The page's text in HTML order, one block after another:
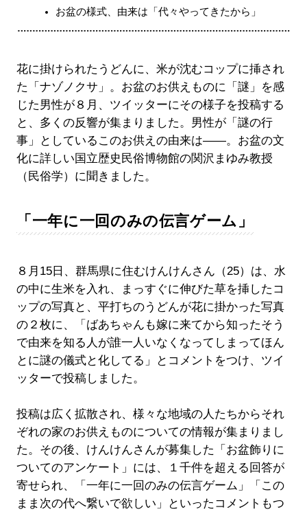
お盆の様式、由来は「代々やってきたから」
花に掛けられたうどんに、米が沈むコップに挿され
た「ナゾノクサ」。お盆のお供えものに「謎」を感
じた男性が８月、ツイッターにその様子を投稿する
と、多くの反響が集まりました。男性が「謎の行
事」としているこのお供えの由来は――。お盆の文
化に詳しい国立歴史民俗博物館の関沢まゆみ教授
（民俗学）に聞きました。
「一年に一回のみの伝言ゲーム」
８月15日、群馬県に住むけんけんさん（25）は、水
の中に生米を入れ、まっすぐに伸びた草を挿したコ
ップの写真と、平打ちのうどんが花に掛かった写真
の２枚に、「ばあちゃんも嫁に来てから知ったそう
で由来を知る人が誰一人いなくなってしまってほん
とに謎の儀式と化してる」とコメントをつけ、ツイ
ッターで投稿しました。
投稿は広く拡散され、様々な地域の人たちからそれ
ぞれの家のお供えものについての情報が集まりまし
た。その後、けんけんさんが募集した「お盆飾りに
ついてのアンケート」には、１千件を超える回答が
寄せられ、「一年に一回のみの伝言ゲーム」「この
まま次の代へ繋いで欲しい」といったコメントもつ